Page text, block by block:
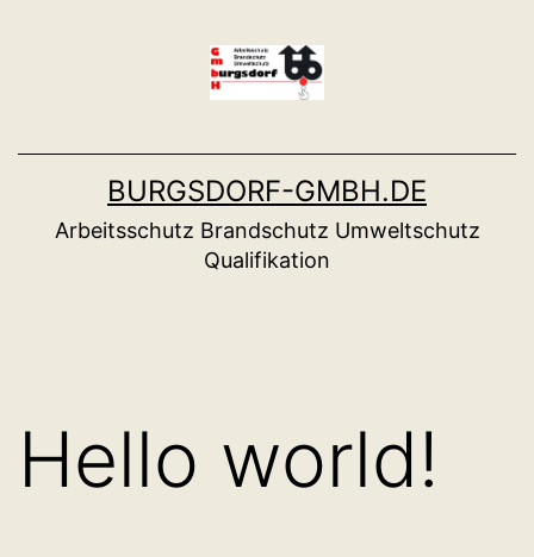
BURGSDORF-GMBH.DE
Arbeitsschutz Brandschutz Umweltschutz
Qualifikation
Hello world!